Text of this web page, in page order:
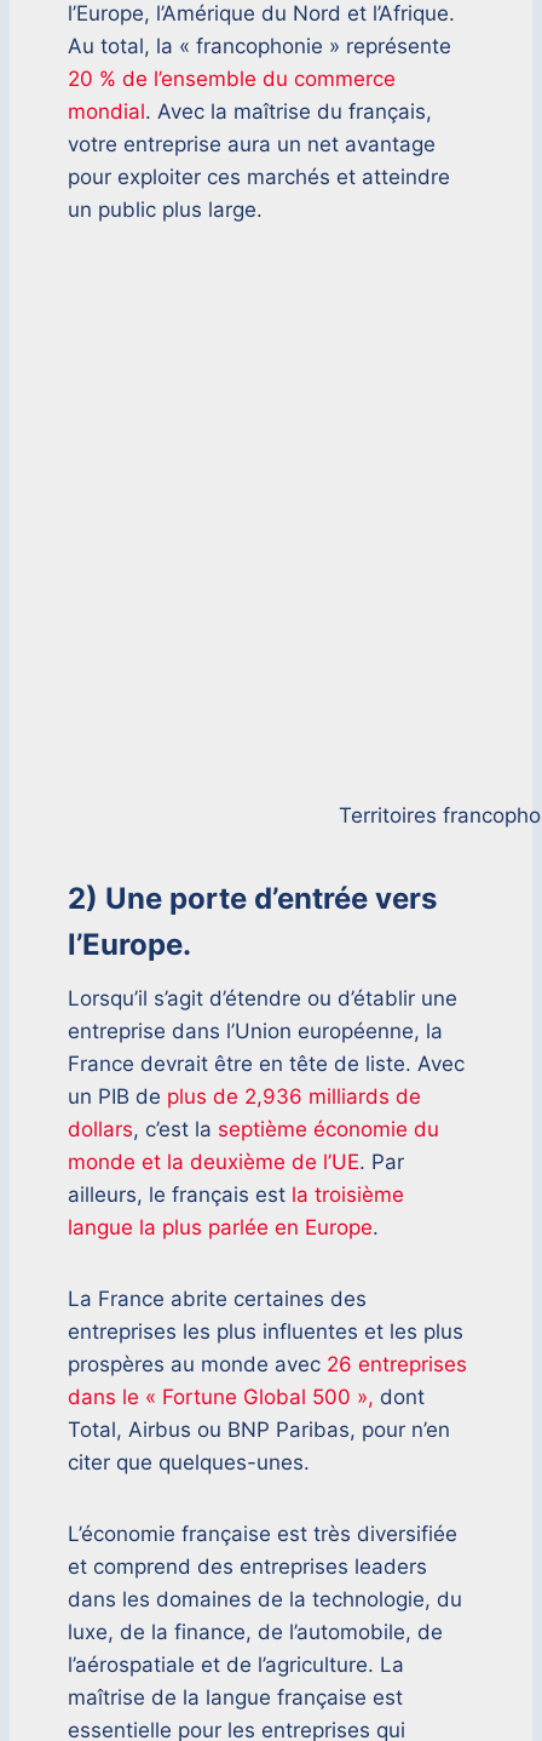
l’Europe, l’Amérique du Nord et l’Afrique.
Au total, la « francophonie » représente
20 % de l’ensemble du commerce
mondial. Avec la maîtrise du français,
votre entreprise aura un net avantage
pour exploiter ces marchés et atteindre
un public plus large.
Territoires
2) Une porte d’entrée vers
l’Europe.
Lorsqu’il s’agit d’étendre ou d’établir une
entreprise dans l’Union européenne, la
France devrait être en tête de liste. Avec
un PIB de plus de 2,936 milliards de
dollars, c’est la septième économie du
monde et la deuxième de l’UE. Par
ailleurs, le français est la troisième
langue la plus parlée en Europe.
La France abrite certaines des
entreprises les plus influentes et les plus
prospères au monde avec 26 entreprises
dans le « Fortune Global 500 », dont
Total, Airbus ou BNP Paribas, pour n’en
citer que quelques-unes.
L’économie française est très diversifiée
et comprend des entreprises leaders
dans les domaines de la technologie, du
luxe, de la finance, de l’automobile, de
l’aérospatiale et de l’agriculture. La
maîtrise de la langue française est
essentielle pour les entreprises qui